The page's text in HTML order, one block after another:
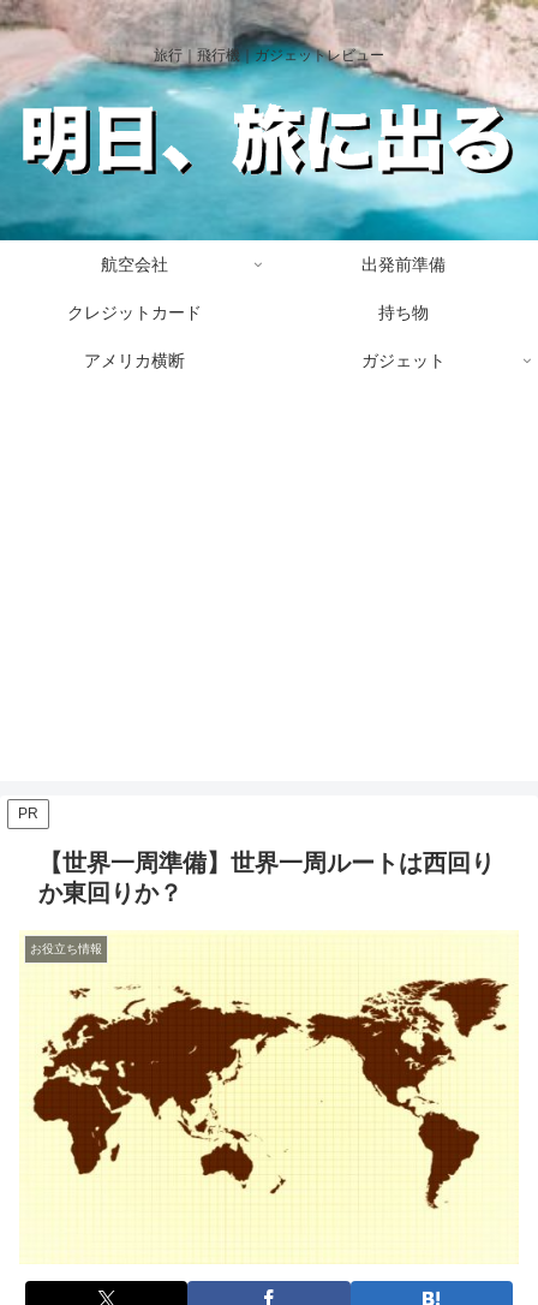
旅行｜飛行機｜ガジェットレビュー
航空会社 出発前準備
クレジットカード 持ち物
アメリカ横断 ガジェット
PR
【世界一周準備】世界一周ルートは西回り
か東回りか？
お役立ち情報